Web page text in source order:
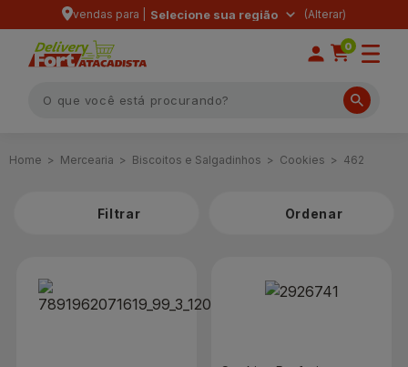
vendas para | Selecione sua região
0
Mercearia Biscoitos e Salgadinhos Cookies 462
Filtrar